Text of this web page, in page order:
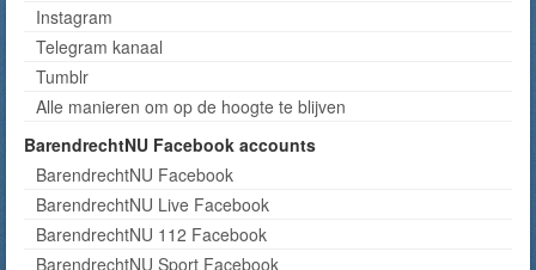
Instagram
Telegram kanaal
Tumblr
Alle manieren om op de hoogte te blijven
BarendrechtNU Facebook accounts
BarendrechtNU Facebook
BarendrechtNU Live Facebook
BarendrechtNU 112 Facebook
BarendrechtNU Sport Facebook